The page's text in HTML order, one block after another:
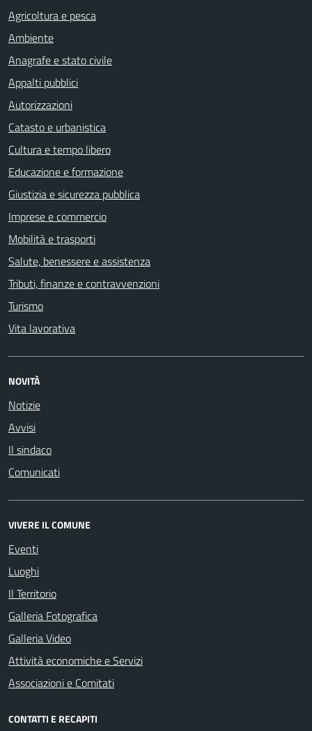
Agricoltura e pesca
Ambiente
Anagrafe e stato civile
Appalti pubblici
Autorizzazioni
Catasto e urbanistica
Cultura e tempo libero
Educazione e formazione
Giustizia e sicurezza pubblica
Imprese e commercio
Mobilità e trasporti
Salute, benessere e assistenza
Tributi, finanze e contravvenzioni
Turismo
Vita lavorativa
NOVITÀ
Notizie
Avvisi
Il sindaco
Comunicati
VIVERE IL COMUNE
Eventi
Luoghi
Il Territorio
Galleria Fotografica
Galleria Video
Attività economiche e Servizi
Associazioni e Comitati
CONTATTI E RECAPITI